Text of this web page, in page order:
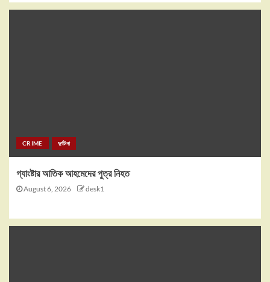
CRIME দুর্ঘটনা
গ্যাংষ্টার আতিক আহমেদের পুত্র নিহত
August 6, 2026 desk1